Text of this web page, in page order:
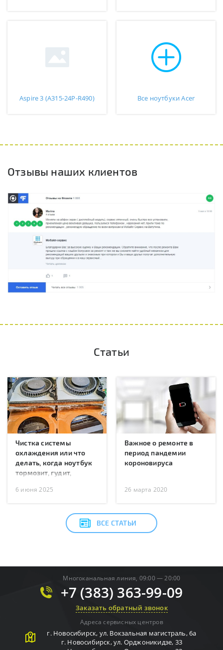
Aspire 3 (A315-24P-R490) Все ноутбуки Acer
Отзывы наших клиентов
Статьи
Чистка системы
охлаждения или что
делать, когда ноутбук
тормозит, гудит,
перезагружается?
6 июня 2025
Важное о ремонте в
период пандемии
короновируса
26 марта 2020
ВСЕ СТАТЬИ
Многоканальная линия, 09:00 — 20:00
+7 (383) 363-99-09
Заказать обратный звонок
Адреса сервисных центров
г. Новосибирск, ул. Вокзальная магистраль, 6а
г. Новосибирск,ул. Орджоникидзе, 33